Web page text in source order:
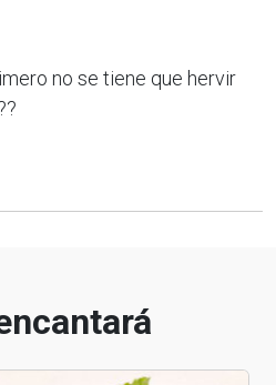
no se tiene que hervir